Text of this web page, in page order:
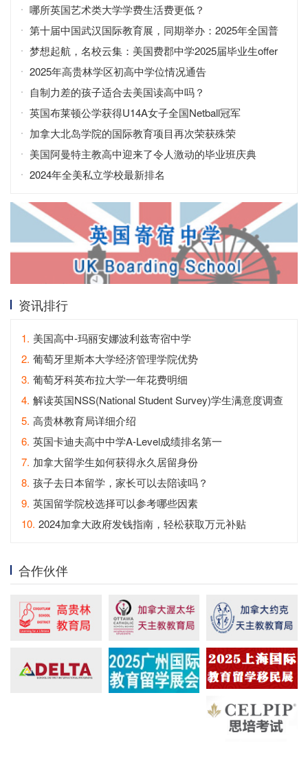
哪所英国艺术类大学学费生活费更低？
第十届中国武汉国际教育展，同期举办：2025年全国普
通高校招生咨询会
梦想起航，名校云集：美国费郡中学2025届毕业生offer
2025年高贵林学区初高中学位情况通告
自制力差的孩子适合去美国读高中吗？
英国布莱顿公学获得U14A女子全国Netball冠军
加拿大北岛学院的国际教育项目再次荣获殊荣
美国阿曼特主教高中迎来了令人激动的毕业班庆典
2024年全美私立学校最新排名
资讯排行
1. 美国高中-玛丽安娜波利兹寄宿中学
2. 葡萄牙里斯本大学经济管理学院优势
3. 葡萄牙科英布拉大学一年花费明细
4. 解读英国NSS(National Student Survey)学生满意度调查
5. 高贵林教育局详细介绍
6. 英国卡迪夫高中中学A-Level成绩排名第一
7. 加拿大留学生如何获得永久居留身份
8. 孩子去日本留学，家长可以去陪读吗？
9. 英国留学院校选择可以参考哪些因素
10. 2024加拿大政府发钱指南，轻松获取万元补贴
合作伙伴